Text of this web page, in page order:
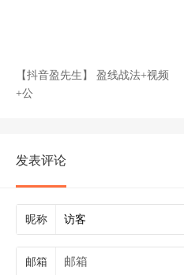
【抖音盈先生】 盈线战法+视频
+公
发表评论
昵称
邮箱